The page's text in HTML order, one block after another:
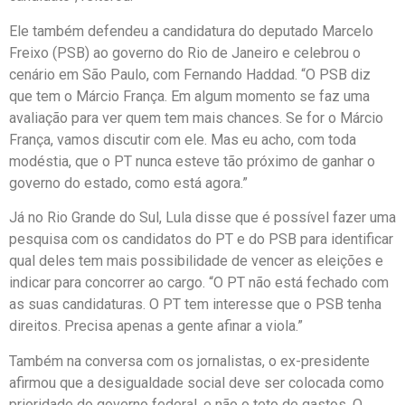
Ele também defendeu a candidatura do deputado Marcelo
Freixo (PSB) ao governo do Rio de Janeiro e celebrou o
cenário em São Paulo, com Fernando Haddad. “O PSB diz
que tem o Márcio França. Em algum momento se faz uma
avaliação para ver quem tem mais chances. Se for o Márcio
França, vamos discutir com ele. Mas eu acho, com toda
modéstia, que o PT nunca esteve tão próximo de ganhar o
governo do estado, como está agora.”
Já no Rio Grande do Sul, Lula disse que é possível fazer uma
pesquisa com os candidatos do PT e do PSB para identificar
qual deles tem mais possibilidade de vencer as eleições e
indicar para concorrer ao cargo. “O PT não está fechado com
as suas candidaturas. O PT tem interesse que o PSB tenha
direitos. Precisa apenas a gente afinar a viola.”
Também na conversa com os jornalistas, o ex-presidente
afirmou que a desigualdade social deve ser colocada como